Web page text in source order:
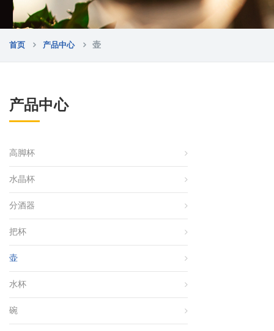
首页 产品中心 壶
产品中心
高脚杯
水晶杯
分酒器
把杯
壶
水杯
碗